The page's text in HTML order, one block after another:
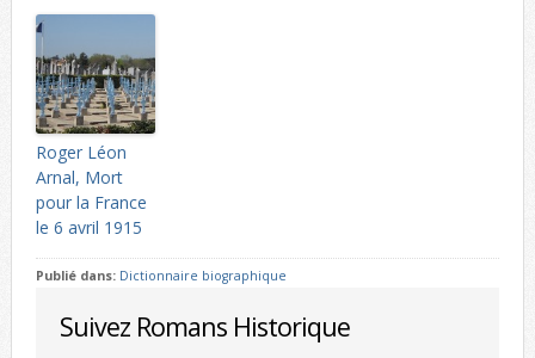
Roger Léon
Arnal, Mort
pour la France
le 6 avril 1915
Publié dans: Dictionnaire biographique
Suivez Romans Historique